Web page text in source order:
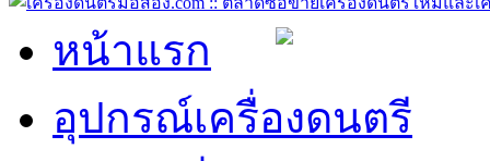
หน้าแรก
อุปกรณ์เครื่องดนตรี